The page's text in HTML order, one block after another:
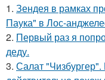
1. Зендея в рамках
Паука" в Лос-
2. Первый раз я
деду.
3. Салат "Чизбургер".